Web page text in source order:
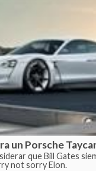
un Porsche
que Bill Gates
not sorry Elon.